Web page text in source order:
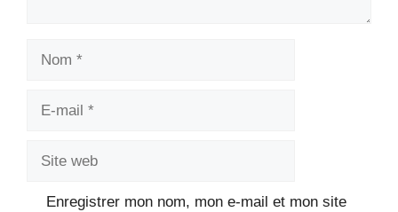
Enregistrer mon nom, mon e-mail et mon site